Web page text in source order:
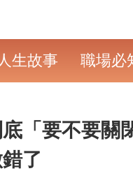
生故事 職場必
「要不要關
了